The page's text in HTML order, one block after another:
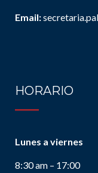
Email:
HORARIO
Lunes a viernes
8:30 am – 17:00